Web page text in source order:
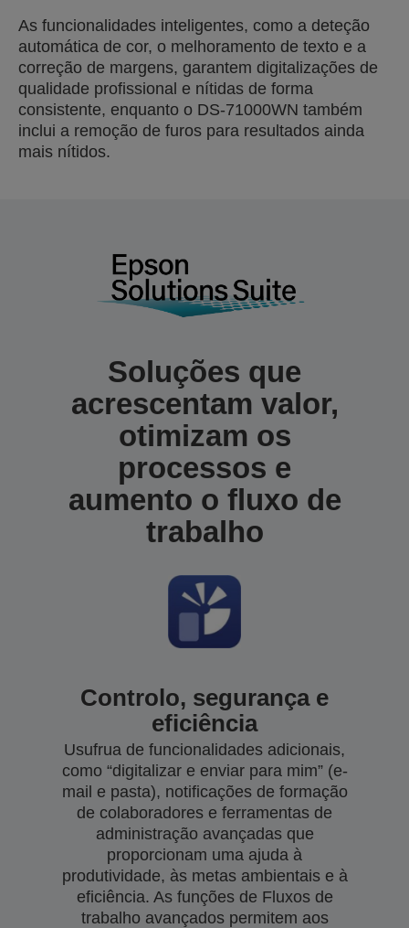
As funcionalidades inteligentes, como a deteção
automática de cor, o melhoramento de texto e a
correção de margens, garantem digitalizações de
qualidade profissional e nítidas de forma
consistente, enquanto o DS-71000WN também
inclui a remoção de furos para resultados ainda
mais nítidos.
Soluções que
acrescentam valor,
otimizam os
processos e
aumento o fluxo de
trabalho
Controlo, segurança e
eficiência
Usufrua de funcionalidades adicionais,
como “digitalizar e enviar para mim” (e-
mail e pasta), notificações de formação
de colaboradores e ferramentas de
administração avançadas que
proporcionam uma ajuda à
produtividade, às metas ambientais e à
eficiência. As funções de Fluxos de
trabalho avançados permitem aos